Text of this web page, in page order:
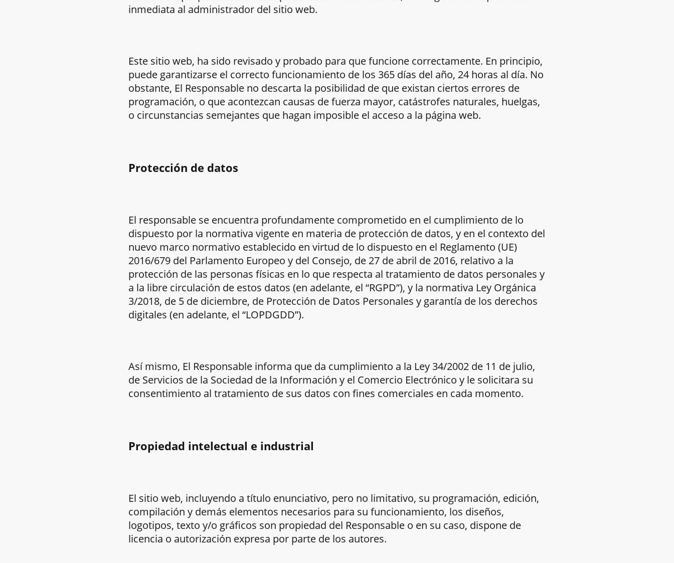
inmediata al administrador del sitio web.
Este sitio web, ha sido revisado y probado para que funcione correctamente. En principio,
puede garantizarse el correcto funcionamiento de los 365 días del año, 24 horas al día. No
obstante, El Responsable no descarta la posibilidad de que existan ciertos errores de
programación, o que acontezcan causas de fuerza mayor, catástrofes naturales, huelgas,
o circunstancias semejantes que hagan imposible el acceso a la página web.
Protección de datos
El responsable se encuentra profundamente comprometido en el cumplimiento de lo
dispuesto por la normativa vigente en materia de protección de datos, y en el contexto del
nuevo marco normativo establecido en virtud de lo dispuesto en el Reglamento (UE)
2016/679 del Parlamento Europeo y del Consejo, de 27 de abril de 2016, relativo a la
protección de las personas físicas en lo que respecta al tratamiento de datos personales y
a la libre circulación de estos datos (en adelante, el “RGPD”), y la normativa Ley Orgánica
3/2018, de 5 de diciembre, de Protección de Datos Personales y garantía de los derechos
digitales (en adelante, el “LOPDGDD”).
Así mismo, El Responsable informa que da cumplimiento a la Ley 34/2002 de 11 de julio,
de Servicios de la Sociedad de la Información y el Comercio Electrónico y le solicitara su
consentimiento al tratamiento de sus datos con fines comerciales en cada momento.
Propiedad intelectual e industrial
El sitio web, incluyendo a título enunciativo, pero no limitativo, su programación, edición,
compilación y demás elementos necesarios para su funcionamiento, los diseños,
logotipos, texto y/o gráficos son propiedad del Responsable o en su caso, dispone de
licencia o autorización expresa por parte de los autores.